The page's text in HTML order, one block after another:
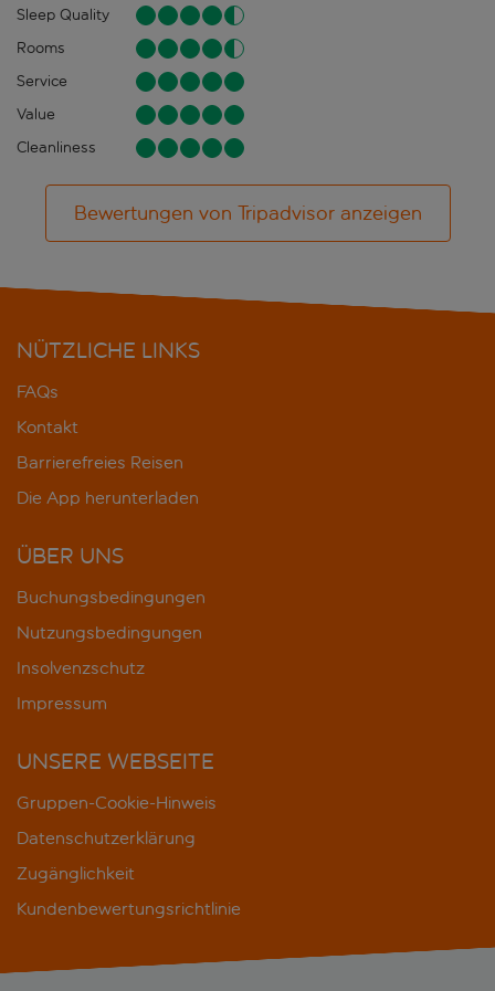
Sleep Quality
Rooms
Service
Value
Cleanliness
Bewertungen von Tripadvisor anzeigen
NÜTZLICHE LINKS
FAQs
Kontakt
Barrierefreies Reisen
Die App herunterladen
ÜBER UNS
Buchungsbedingungen
Nutzungsbedingungen
Insolvenzschutz
Impressum
UNSERE WEBSEITE
Gruppen-Cookie-Hinweis
Datenschutzerklärung
Zugänglichkeit
Kundenbewertungsrichtlinie